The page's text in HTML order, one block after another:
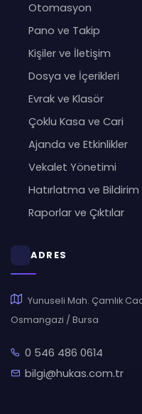
Otomasyon
Pano ve Takip
Kişiler ve İletişim
Dosya ve İçerikleri
Evrak ve Klasör
Çoklu Kasa ve Cari
Ajanda ve Etkinlikler
Vekalet Yönetimi
Hatırlatma ve Bildirim
Raporlar ve Çıktılar
ADRES
Yunuseli Mah. Çamlık
Osmangazi / Bursa
0 546 486 0614
bilgi@hukas.com.tr